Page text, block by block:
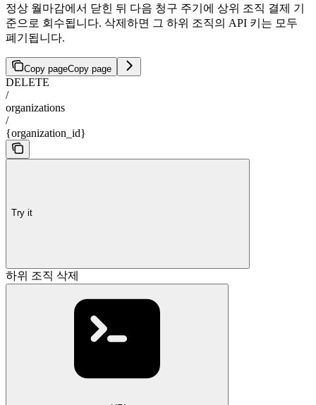
정상 월마감에서 닫힌 뒤 다음 청구 주기에 상위 조직 결제 기
준으로 회수됩니다. 삭제하면 그 하위 조직의 API 키는 모두
폐기됩니다.
Copy pageCopy page
DELETE
/
organizations
/
{organization_id}
Try it
하위 조직 삭제